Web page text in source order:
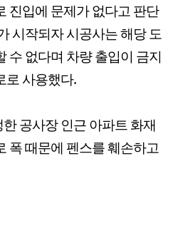
진입에 문제가 없다고 판단
시작되자 시공사는 해당 도
수 없다며 차량 출입이 금지
로 사용했다.
공사장 인근 아파트 화재
폭 때문에 펜스를 훼손하고